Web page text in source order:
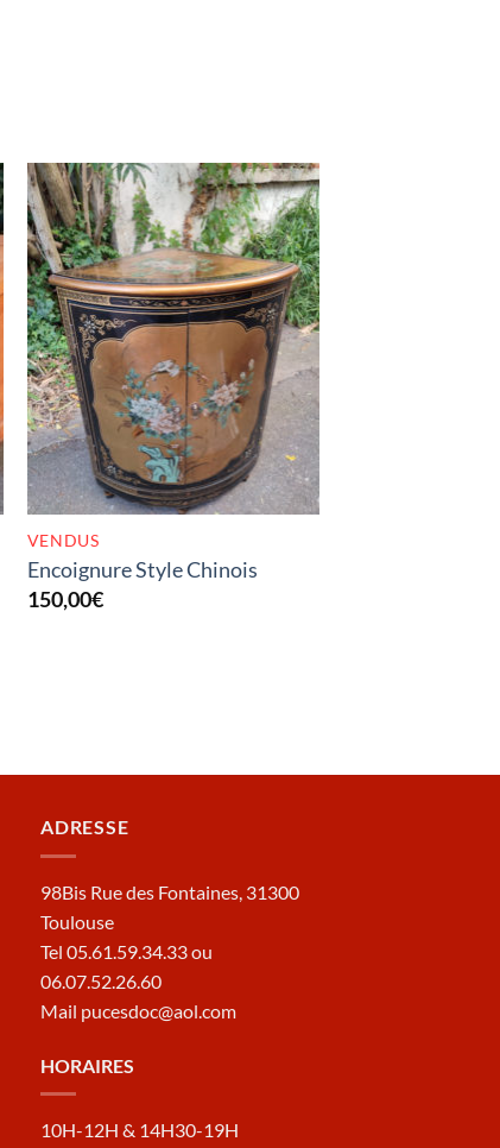
RUPTURE DE STOCK
VENDUS
Encoignure Style Chinois
150,00€
ADRESSE
98Bis Rue des Fontaines, 31300
Toulouse
Tel 05.61.59.34.33 ou
06.07.52.26.60
Mail pucesdoc@aol.com
HORAIRES
10H-12H & 14H30-19H